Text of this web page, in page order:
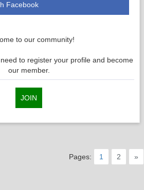
Facebook
to our community!
to register your profile and become
our member.
JOIN
Pages: 1 2 »